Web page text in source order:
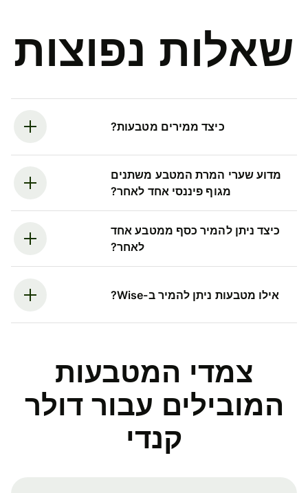
שאלות נפוצות
כיצד ממירים מטבעות?
מדוע שערי המרת המטבע משתנים
מגוף פיננסי אחד לאחר?
כיצד ניתן להמיר כסף ממטבע אחד
לאחר?
אילו מטבעות ניתן להמיר ב-Wise?
צמדי המטבעות
המובילים עבור דולר
קנדי